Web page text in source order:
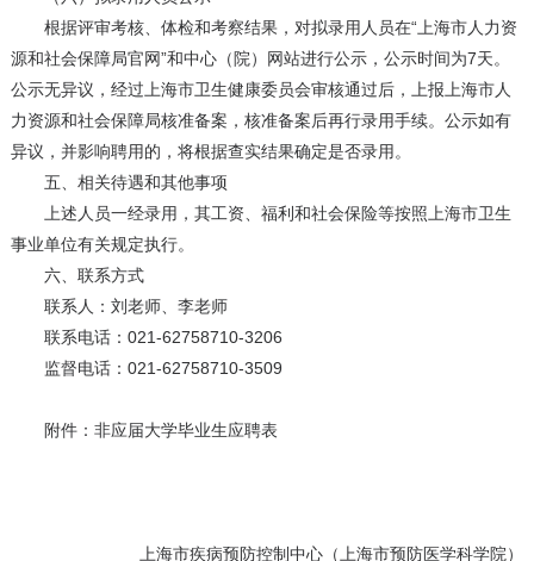
根据评审考核、体检和考察结果，对拟录用人员在“上海市人力资
源和社会保障局官网”和中心（院）网站进行公示，公示时间为7天。
公示无异议，经过上海市卫生健康委员会审核通过后，上报上海市人
力资源和社会保障局核准备案，核准备案后再行录用手续。公示如有
异议，并影响聘用的，将根据查实结果确定是否录用。
五、相关待遇和其他事项
上述人员一经录用，其工资、福利和社会保险等按照上海市卫生
事业单位有关规定执行。
六、联系方式
联系人：刘老师、李老师
联系电话：021-62758710-3206
监督电话：021-62758710-3509
附件：非应届大学毕业生应聘表
上海市疾病预防控制中心（上海市预防医学科学院）